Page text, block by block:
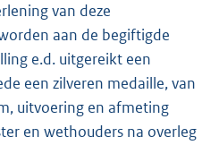
van deze
aan de begiftigde
e.d. uitgereikt een
een zilveren medaille, van
uitvoering en afmeting
en wethouders na overleg